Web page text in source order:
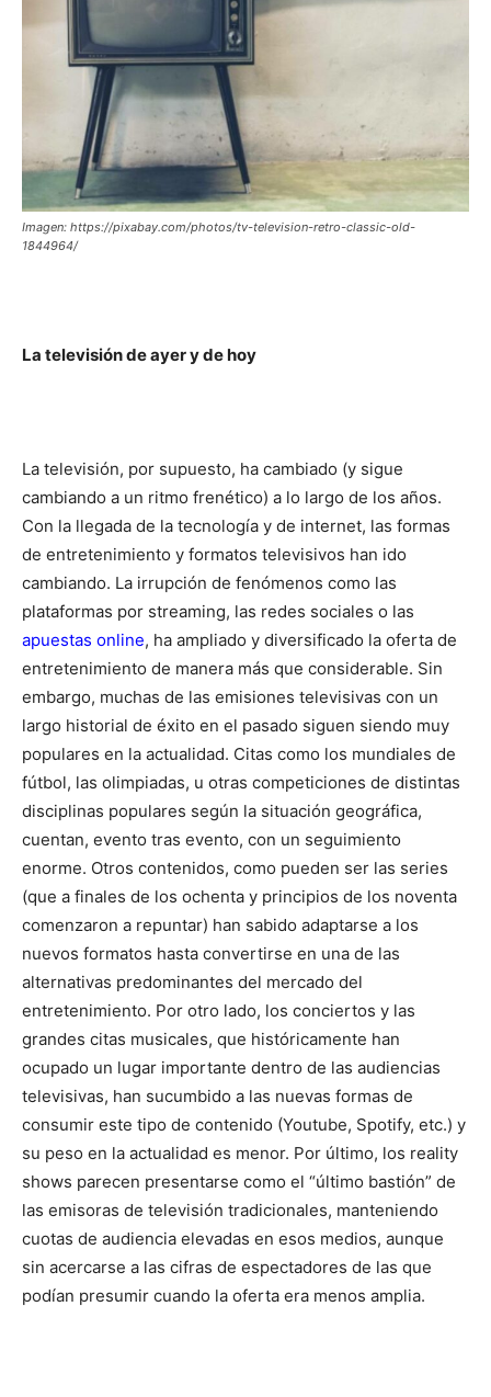
Imagen: https://pixabay.com/photos/tv-television-retro-classic-old-
1844964/
La televisión de ayer y de hoy
La televisión, por supuesto, ha cambiado (y sigue
cambiando a un ritmo frenético) a lo largo de los años.
Con la llegada de la tecnología y de internet, las formas
de entretenimiento y formatos televisivos han ido
cambiando. La irrupción de fenómenos como las
plataformas por streaming, las redes sociales o las
apuestas online, ha ampliado y diversificado la oferta de
entretenimiento de manera más que considerable. Sin
embargo, muchas de las emisiones televisivas con un
largo historial de éxito en el pasado siguen siendo muy
populares en la actualidad. Citas como los mundiales de
fútbol, las olimpiadas, u otras competiciones de distintas
disciplinas populares según la situación geográfica,
cuentan, evento tras evento, con un seguimiento
enorme. Otros contenidos, como pueden ser las series
(que a finales de los ochenta y principios de los noventa
comenzaron a repuntar) han sabido adaptarse a los
nuevos formatos hasta convertirse en una de las
alternativas predominantes del mercado del
entretenimiento. Por otro lado, los conciertos y las
grandes citas musicales, que históricamente han
ocupado un lugar importante dentro de las audiencias
televisivas, han sucumbido a las nuevas formas de
consumir este tipo de contenido (Youtube, Spotify, etc.) y
su peso en la actualidad es menor. Por último, los reality
shows parecen presentarse como el “último bastión” de
las emisoras de televisión tradicionales, manteniendo
cuotas de audiencia elevadas en esos medios, aunque
sin acercarse a las cifras de espectadores de las que
podían presumir cuando la oferta era menos amplia.